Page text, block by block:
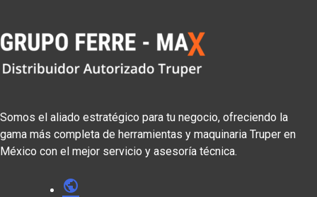
Somos el aliado estratégico para tu negocio, ofreciendo la
gama más completa de herramientas y maquinaria Truper en
México con el mejor servicio y asesoría técnica.
public